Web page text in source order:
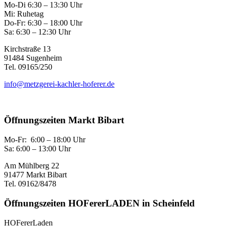
Mo-Di 6:30 – 13:30 Uhr
Mi: Ruhetag
Do-Fr: 6:30 – 18:00 Uhr
Sa: 6:30 – 12:30 Uhr
Kirchstraße 13
91484 Sugenheim
Tel. 09165/250
info@metzgerei-kachler-hoferer.de
Öffnungszeiten Markt Bibart
Mo-Fr: 6:00 – 18:00 Uhr
Sa: 6:00 – 13:00 Uhr
Am Mühlberg 22
91477 Markt Bibart
Tel. 09162/8478
Öffnungszeiten HOFererLADEN in Scheinfeld
HOFererLaden